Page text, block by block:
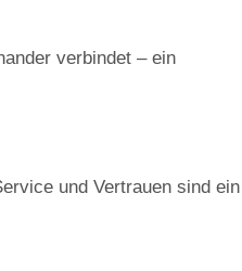
verbindet – ein
und Vertrauen sind ein